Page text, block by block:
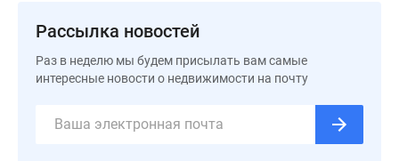
Рассылка новостей
Раз в неделю мы будем присылать вам самые
интересные новости о недвижимости на почту